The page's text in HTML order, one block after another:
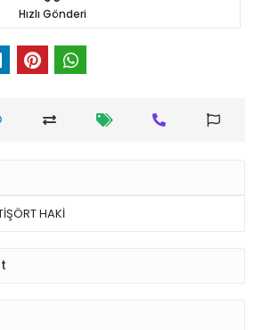
Hızlı Gönderi
HAKİ